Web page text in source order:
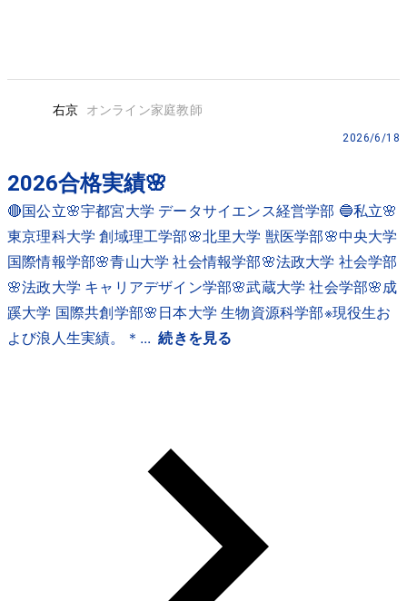
右京 オンライン家庭教師
2026/6/18
2026合格実績🌸
🔴国公立🌸宇都宮大学 データサイエンス経営学部 🔵私立🌸
東京理科大学 創域理工学部🌸北里大学 獣医学部🌸中央大学
国際情報学部🌸青山大学 社会情報学部🌸法政大学 社会学部
🌸法政大学 キャリアデザイン学部🌸武蔵大学 社会学部🌸成
蹊大学 国際共創学部🌸日本大学 生物資源科学部※現役生お
よび浪人生実績。＊... 続きを見る